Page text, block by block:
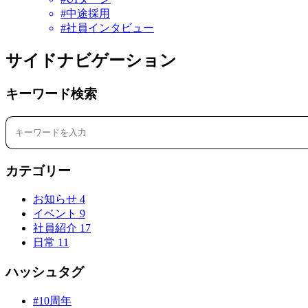
#中途採用
#社員インタビュー
サイドナビゲーション
キーワード検索
カテゴリー
お知らせ 4
イベント 9
社員紹介 17
日常 11
ハッシュタグ
#10周年